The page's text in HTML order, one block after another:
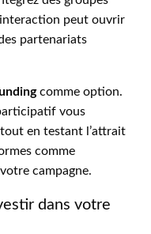
peut ouvrir
partenariats
comme option.
vous
en testant l’attrait
comme
campagne.
dans votre